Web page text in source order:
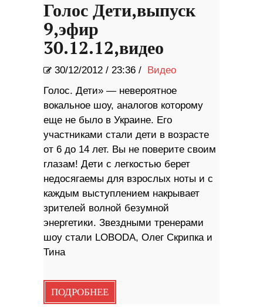
Голос Дети,выпуск
9,эфир
30.12.12,видео
30/12/2012 / 23:36 /
Видео
Голос. Дети» — невероятное
вокальное шоу, аналогов которому
еще не было в Украине. Его
участниками стали дети в возрасте
от 6 до 14 лет. Вы не поверите своим
глазам! Дети с легкостью берет
недосягаемы для взрослых ноты и с
каждым выступлением накрывает
зрителей волной безумной
энергетики. Звездными тренерами
шоу стали LOBODA, Олег Скрипка и
Тина
ПОДРОБНЕЕ